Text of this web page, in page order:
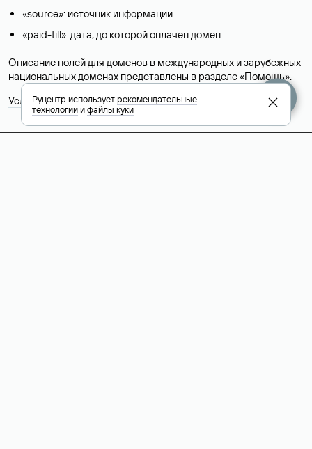
«source»: источник информации
«paid-till»: дата, до которой оплачен домен
Описание полей для доменов в международных и зарубежных
национальных доменах представлены в разделе «Помощь».
Условия использования Whois-сервиса
Руцентр используетрекомендательные
технологииифайлы куки